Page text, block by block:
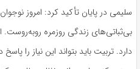
سلیمی در پایان تأکید کرد: امروز
بی‌ثباتی‌های زندگی روزمره روبه‌روست.
دارد. تربیت باید بتواند این نیاز را